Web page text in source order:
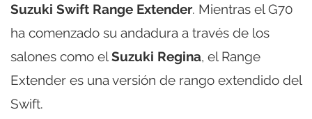
Suzuki Swift Range Extender. Mientras el G70
ha comenzado su andadura a través de los
salones como elSuzuki Regina, el Range
Extender es una versión de rango extendido del
Swift.